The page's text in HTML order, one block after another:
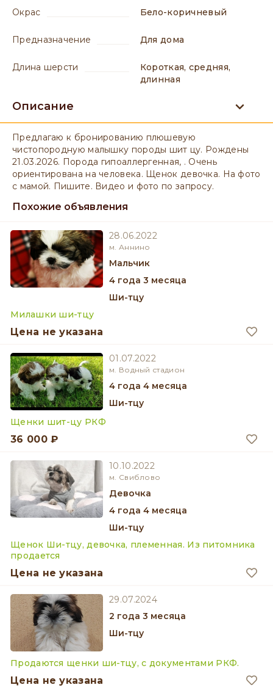
окрас Бело-коричневый
предназначение для дома
длина шерсти
короткая, средняя,
длинная
Описание
Предлагаю к бронированию плюшевую
чистопородную малышку породы шит цу. Рождены
21.03.2026. Порода гипоаллергенная, . Очень
ориентирована на человека. Щенок девочка. На фото
с мамой. Пишите. Видео и фото по запросу.
Похожие объявления
28.06.2022
м. Аннино
мальчик
4 года 3 месяца
Ши-тцу
Милашки ши-тцу
Цена не указана
01.07.2022
м. Водный стадион
4 года 4 месяца
Ши-тцу
Щенки шит-цу РКФ
36 000 ₽
10.10.2022
м. Свиблово
девочка
4 года 4 месяца
Ши-тцу
Щенок Ши-тцу, девочка, племенная. Из питомника
продается
Цена не указана
29.07.2024
2 года 3 месяца
Ши-тцу
Продаются щенки ши-тцу, с документами РКФ.
Цена не указана